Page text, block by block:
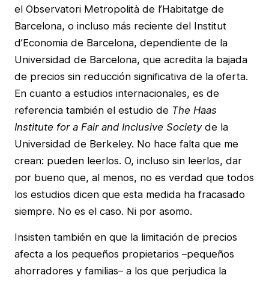
el Observatori Metropolità de l’Habitatge de
Barcelona, o incluso más reciente del Institut
d’Economia de Barcelona, dependiente de la
Universidad de Barcelona, que acredita la bajada
de precios sin reducción significativa de la oferta.
En cuanto a estudios internacionales, es de
referencia también el estudio de The Haas
Institute for a Fair and Inclusive Societyde la
Universidad de Berkeley. No hace falta que me
crean: pueden leerlos. O, incluso sin leerlos, dar
por bueno que, al menos, no es verdad que todos
los estudios dicen que esta medida ha fracasado
siempre. No es el caso. Ni por asomo.
Insisten también en que la limitación de precios
afecta a los pequeños propietarios –pequeños
ahorradores y familias– a los que perjudica la